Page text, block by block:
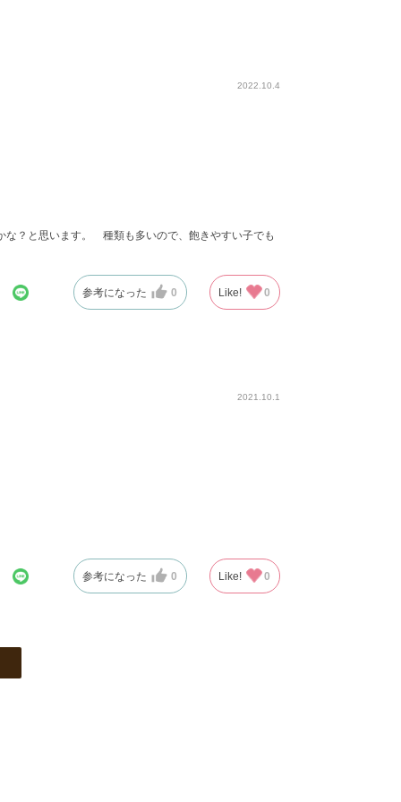
2022.10.4
？と思います。 種類も多いので、飽きやすい子でも
参考になった 0 Like! 0
2021.10.1
参考になった 0 Like! 0